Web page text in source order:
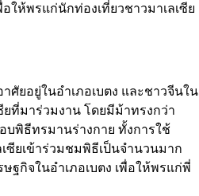
ให้พรแก่นักท่องเที่ยวชาวมาเลเซีย
ยอยู่ในอำเภอเบตง และชาวจีนใน
ยที่มาร่วมงาน โดยมีม้าทรงกว่า
บพิธีทรมานร่างกาย ทั้งการใช้
ซียเข้าร่วมชมพิธีเป็นจำนวนมาก
ฐกิจในอำเภอเบตง เพื่อให้พรแก่พี่